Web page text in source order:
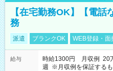
【在宅勤務OK】【電
務
派遣 ブランクOK WEB登録・面
給与
時給1300円 月収例 20
週 ※月収例を保証する